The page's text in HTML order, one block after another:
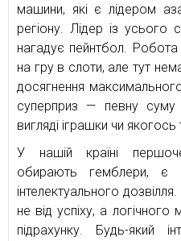
машини, які є лідером
регіону. Лідер із усього
нагадує пейнтбол.
на гру в слоти, але тут
досягнення
суперприз — певну суму
вигляді іграшки чи якогось
У нашій країні
обирають гемблери, є
інтелектуального
не від успіху, а
підрахунку. Будь-який